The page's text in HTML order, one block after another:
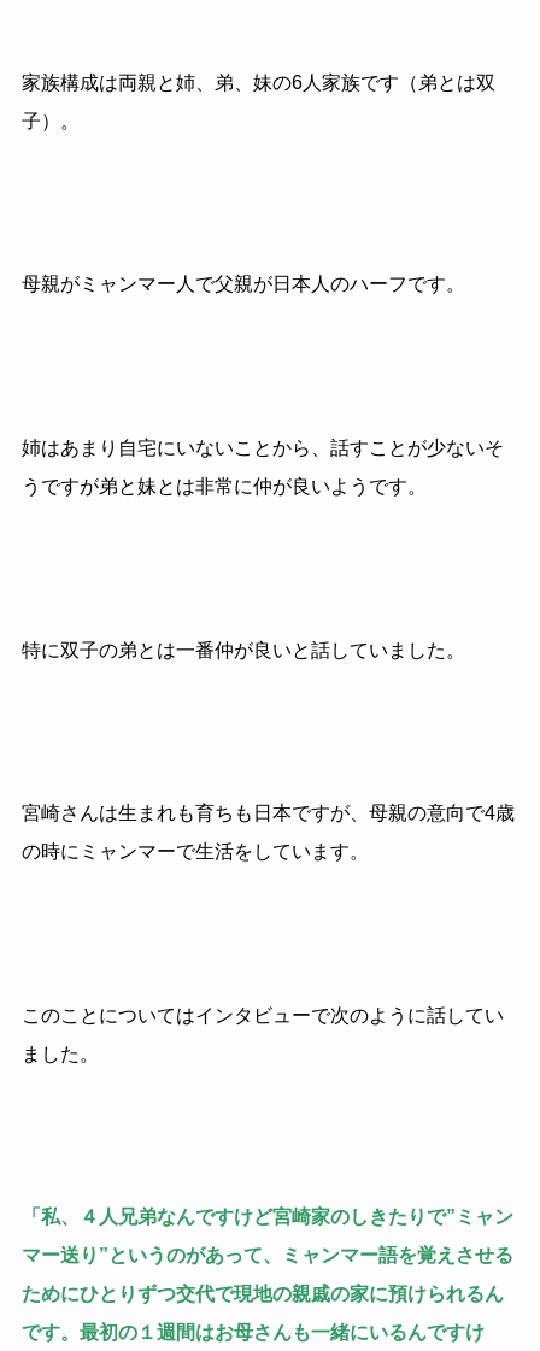
家族構成は両親と姉、弟、妹の6人家族です（弟とは双
子）。
母親がミャンマー人で父親が日本人のハーフです。
姉はあまり自宅にいないことから、話すことが少ないそ
うですが弟と妹とは非常に仲が良いようです。
特に双子の弟とは一番仲が良いと話していました。
宮崎さんは生まれも育ちも日本ですが、母親の意向で4歳
の時にミャンマーで生活をしています。
このことについてはインタビューで次のように話してい
ました。
「私、４人兄弟なんですけど宮崎家のしきたりで”ミャン
マー送り”というのがあって、ミャンマー語を覚えさせる
ためにひとりずつ交代で現地の親戚の家に預けられるん
です。最初の１週間はお母さんも一緒にいるんですけ